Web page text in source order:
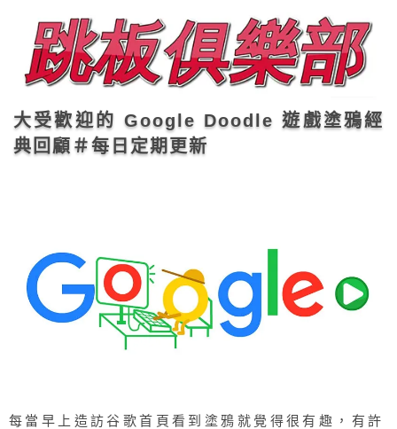
大受歡迎的 Google Doodle 遊戲塗鴉經
典回顧＃每日定期更新
每當早上造訪谷歌首頁看到塗鴉就覺得很有趣，有許